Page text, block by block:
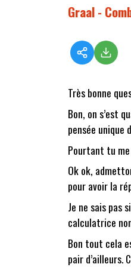
Graal -
Très bonne
Bon, on s’est
pensée unique
Pourtant tu me
Ok ok,
pour avoir la
Je ne sais pas
calculatrice
Bon tout cela
pair d’ailleurs.